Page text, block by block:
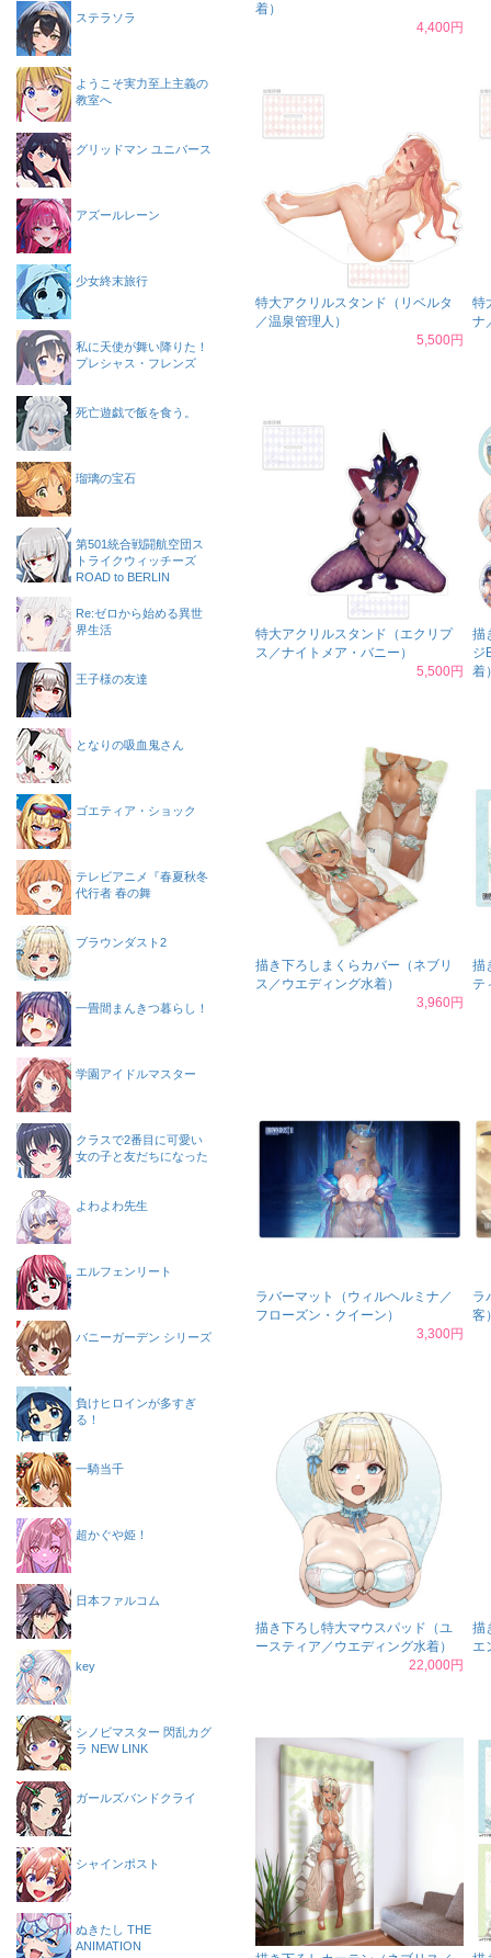
着）
4,400円
特大アクリルスタンド（リベルタ
／温泉管理人）
5,500円
特
ナ
特大アクリルスタンド（エクリプ
ス／ナイトメア・バニー）
5,500円
描
ジ
着
描き下ろしまくらカバー（ネブリ
ス／ウエディング水着）
3,960円
描
テ
ラバーマット（ウィルヘルミナ／
フローズン・クイーン）
3,300円
ラ
客
描き下ろし特大マウスパッド（ユ
ースティア／ウエディング水着）
22,000円
描
エ
ステラソラ
ようこそ実力至上主義の
教室へ
グリッドマン ユニバース
アズールレーン
少女終末旅行
私に天使が舞い降りた！
プレシャス・フレンズ
死亡遊戯で飯を食う。
瑠璃の宝石
第501統合戦闘航空団ス
トライクウィッチーズ
ROAD to BERLIN
Re:ゼロから始める異世
界生活
王子様の友達
となりの吸血鬼さん
ゴエティア・ショック
テレビアニメ『春夏秋冬
代行者 春の舞
ブラウンダスト2
一畳間まんきつ暮らし！
学園アイドルマスター
クラスで2番目に可愛い
女の子と友だちになった
よわよわ先生
エルフェンリート
バニーガーデン シリーズ
負けヒロインが多すぎ
る！
一騎当千
超かぐや姫！
日本ファルコム
key
シノビマスター 閃乱カグ
ラ NEW LINK
ガールズバンドクライ
シャインポスト
ぬきたし THE
ANIMATION